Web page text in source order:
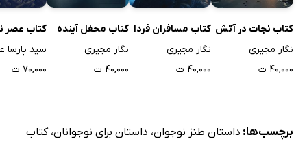
کتاب نجات در آتش
نگار مجیری
۴۰,۰۰۰ ت
کتاب مسافران فردا
نگار مجیری
۴۰,۰۰۰ ت
کتاب محفل آینده
نگار مجیری
۴۰,۰۰۰ ت
کتاب عصر
سید پارسا
۷۰,۰۰۰ ت
برچسب‌ها: داستان طنز نوجوان، داستان برای نوجوانان،کتاب